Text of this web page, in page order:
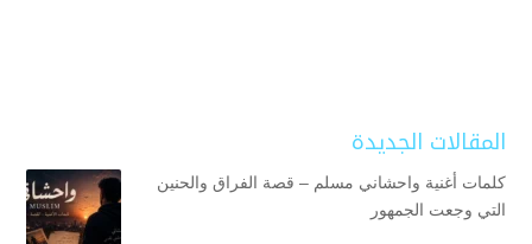
المقالات الجديدة
كلمات أغنية واحشاني مسلم – قصة الفراق والحنين
التي وجعت الجمهور